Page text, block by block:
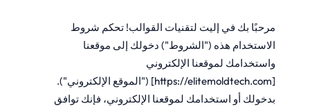
مرحبًا بك في إليت لتقنيات القوالب! تحكم شروط
الاستخدام هذه ("الشروط") دخولك إلى موقعنا
واستخدامك لموقعنا الإلكتروني
[
https://elitemoldtech.com] ("الموقع الإلكتروني").
بدخولك أو استخدامك لموقعنا الإلكتروني، فإنك توافق